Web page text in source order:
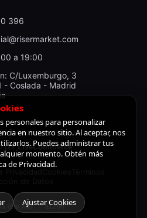
396
a 19:00
C/Luxemburgo, 3
- Coslada - Madrid
los derechos reservados
porLiveCommerce
BIZUM
personales para personalizar
en nuestro sitio. Al aceptar, nos
Puedes administrar tus
momento. Obtén más
de Privacidad.
Ajustar Cookies